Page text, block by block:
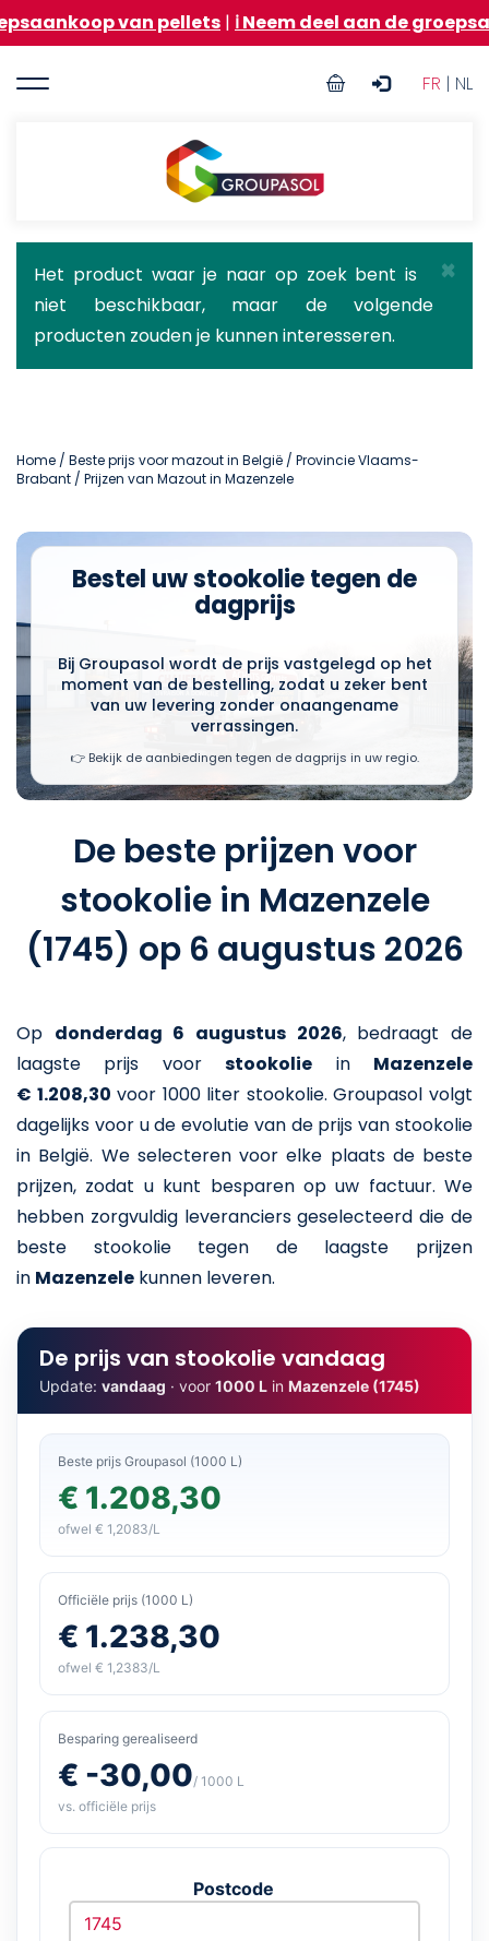
Overslaan
en
de
van pellets|ℹ️ Neem deel aan de
FR | NL
User
Groupasol
×
Statusbericht
Het product waar je naar op zoek bent is
niet beschikbaar, maar de volgende
producten zouden je kunnen interesseren.
Home / Beste prijs voor mazout in België / Provincie Vlaams-
Brabant / Prijzen van Mazout in Mazenzele
Bestel uw stookolie tegen de
dagprijs
Bij Groupasol wordt de prijs vastgelegd op het
moment van de bestelling, zodat u zeker bent
van uw levering zonder onaangename
verrassingen.
👉 Bekijk de aanbiedingen tegen de dagprijs in uw regio.
De beste prijzen voor
stookolie in Mazenzele
(1745) op 6 augustus 2026
Op donderdag 6 augustus 2026, bedraagt de
laagste prijs voorstookolie in Mazenzele
€ 1.208,30 voor 1000 liter stookolie. Groupasol volgt
dagelijks voor u de evolutie van de prijs van stookolie
in België. We selecteren voor elke plaats de beste
prijzen, zodat u kunt besparen op uw factuur. We
hebben zorgvuldig leveranciers geselecteerd die de
beste stookolie tegen de laagste prijzen
in Mazenzele kunnen leveren.
De prijs van stookolie vandaag
Update: vandaag · voor 1000 L in Mazenzele (1745)
Beste prijs Groupasol (1000 L)
€ 1.208,30
ofwel € 1,2083/L
Officiële prijs (1000 L)
€ 1.238,30
ofwel € 1,2383/L
Besparing gerealiseerd
€ -30,00/ 1000 L
vs. officiële prijs
Postcode